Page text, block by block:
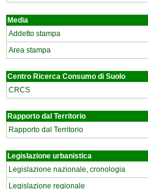
Media
Addetto stampa
Area stampa
Centro Ricerca Consumo di Suolo
CRCS
Rapporto dal Territorio
Rapporto dal Territorio
Legislazione urbanistica
Legislazione nazionale, cronologia
Legislazione regionale